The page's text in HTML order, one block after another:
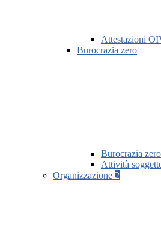
Attestazioni
Burocrazia zero
Burocrazia zero
Attività
Organizzazione 2